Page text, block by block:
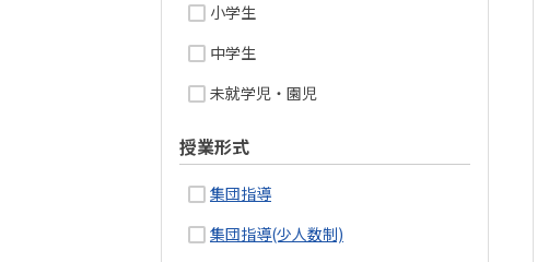
小学生
中学生
未就学児・園児
授業形式
集団指導
集団指導(少人数制)